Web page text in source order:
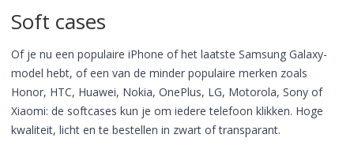
Soft cases
Of je nu een populaire iPhone of het laatste Samsung Galaxy-
model hebt, of een van de minder populaire merken zoals
Honor, HTC, Huawei, Nokia, OnePlus, LG, Motorola, Sony of
Xiaomi: de softcases kun je om iedere telefoon klikken. Hoge
kwaliteit, licht en te bestellen in zwart of transparant.